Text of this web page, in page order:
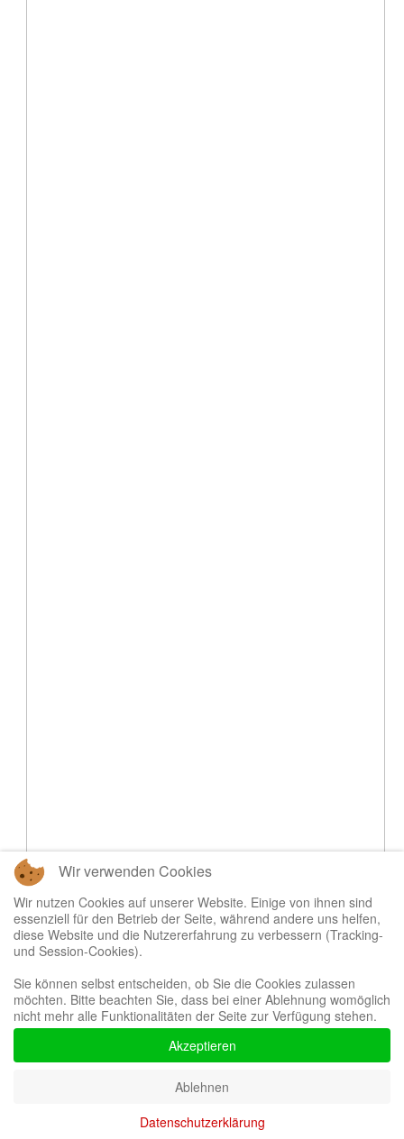
Wir verwenden Cookies
Wir nutzen Cookies auf unserer Website. Einige von ihnen sind
essenziell für den Betrieb der Seite, während andere uns helfen,
diese Website und die Nutzererfahrung zu verbessern (Tracking-
und Session-Cookies).
Sie können selbst entscheiden, ob Sie die Cookies zulassen
möchten. Bitte beachten Sie, dass bei einer Ablehnung womöglich
nicht mehr alle Funktionalitäten der Seite zur Verfügung stehen.
Akzeptieren
Ablehnen
Datenschutzerklärung